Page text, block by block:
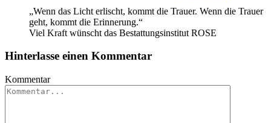
„Wenn das Licht erlischt, kommt die Trauer. Wenn die Trauer
geht, kommt die Erinnerung.“
Viel Kraft wünscht das Bestattungsinstitut ROSE
Hinterlasse einen Kommentar
Kommentar